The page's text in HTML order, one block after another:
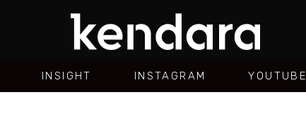
INSIGHT INSTAGRAM YOUTUBE